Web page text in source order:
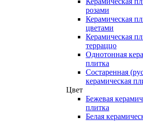
розами
Керамическая
цветами
Керамическая
терраццо
Однотонная
плитка
Состаренная
керамическая
Цвет
Бежевая
плитка
Белая